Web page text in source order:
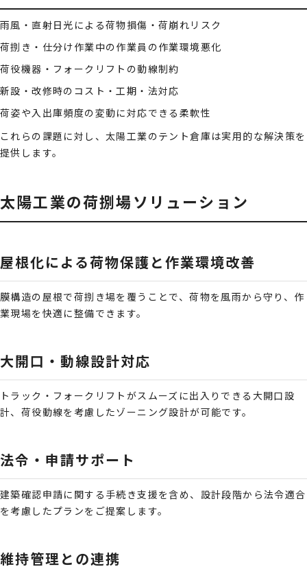
雨風・直射日光による荷物損傷・荷崩れリスク
荷捌き・仕分け作業中の作業員の作業環境悪化
荷役機器・フォークリフトの動線制約
新設・改修時のコスト・工期・法対応
荷姿や入出庫頻度の変動に対応できる柔軟性
これらの課題に対し、太陽工業のテント倉庫は実用的な解決策を
提供します。
太陽工業の荷捌場ソリューション
屋根化による荷物保護と作業環境改善
膜構造の屋根で荷捌き場を覆うことで、荷物を風雨から守り、作
業現場を快適に整備できます。
大開口・動線設計対応
トラック・フォークリフトがスムーズに出入りできる大開口設
計、荷役動線を考慮したゾーニング設計が可能です。
法令・申請サポート
建築確認申請に関する手続き支援を含め、設計段階から法令適合
を考慮したプランをご提案します。
維持管理との連携